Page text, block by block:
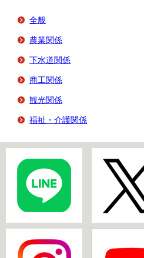
全般
農業関係
下水道関係
商工関係
観光関係
福祉・介護関係